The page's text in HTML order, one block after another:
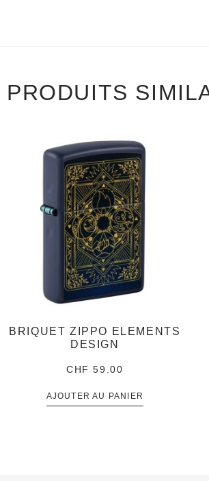
PRODUITS
BRIQUET ZIPPO ELEMENTS
DESIGN
CHF 59.00
AJOUTER AU PANIER